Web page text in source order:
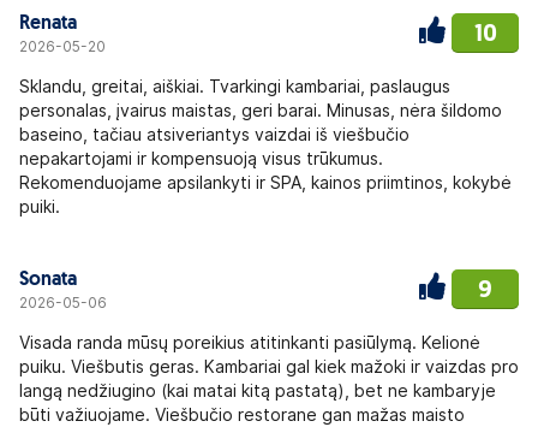
Renata
2026-05-20 10
Sklandu, greitai, aiškiai. Tvarkingi kambariai, paslaugus
personalas, įvairus maistas, geri barai. Minusas, nėra šildomo
baseino, tačiau atsiveriantys vaizdai iš viešbučio
nepakartojami ir kompensuoją visus trūkumus.
Rekomenduojame apsilankyti ir SPA, kainos priimtinos, kokybė
puiki.
Sonata
2026-05-06 9
Visada randa mūsų poreikius atitinkanti pasiūlymą. Kelionė
puiku. Viešbutis geras. Kambariai gal kiek mažoki ir vaizdas pro
langą nedžiugino (kai matai kitą pastatą), bet ne kambaryje
būti važiuojame. Viešbučio restorane gan mažas maisto